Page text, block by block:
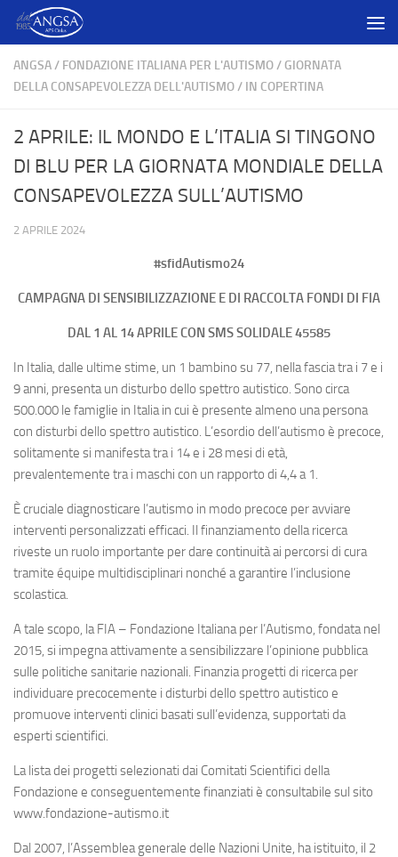
Salta al contenuto
ANGSA/ FONDAZIONE ITALIANA PER L'AUTISMO/ GIORNATA
DELLA CONSAPEVOLEZZA DELL'AUTISMO/ IN COPERTINA
2 APRILE: IL MONDO E L’ITALIA SI TINGONO
DI BLU PER LA GIORNATA MONDIALE DELLA
CONSAPEVOLEZZA SULL’AUTISMO
2 APRILE 2024
#sfidAutismo24
CAMPAGNA DI SENSIBILIZZAZIONE E DI RACCOLTA FONDI DI FIA
DAL 1 AL 14 APRILE CON SMS SOLIDALE 45585
In Italia, dalle ultime stime, un 1 bambino su 77, nella fascia tra i 7 e i
9 anni, presenta un disturbo dello spettro autistico. Sono circa
500.000 le famiglie in Italia in cui è presente almeno una persona
con disturbi dello spettro autistico. L’esordio dell’autismo è precoce,
solitamente si manifesta tra i 14 e i 28 mesi di età,
prevalentemente tra i maschi con un rapporto di 4,4 a 1.
È cruciale diagnosticare l’autismo in modo precoce per avviare
interventi personalizzati efficaci. Il finanziamento della ricerca
riveste un ruolo importante per dare continuità ai percorsi di cura
tramite équipe multidisciplinari nonché a garantire l’inclusione
scolastica.
A tale scopo, la FIA – Fondazione Italiana per l’Autismo, fondata nel
2015, si impegna attivamente a sensibilizzare l’opinione pubblica
sulle politiche sanitarie nazionali. Finanzia progetti di ricerca per
individuare precocemente i disturbi dello spettro autistico e
promuove interventi clinici basati sull’evidenza, supportati da
esperti scientifici.
La lista dei progetti selezionati dai Comitati Scientifici della
Fondazione e conseguentemente finanziati è consultabile sul sito
www.fondazione-autismo.it
Dal 2007, l’Assemblea generale delle Nazioni Unite, ha istituito, il 2